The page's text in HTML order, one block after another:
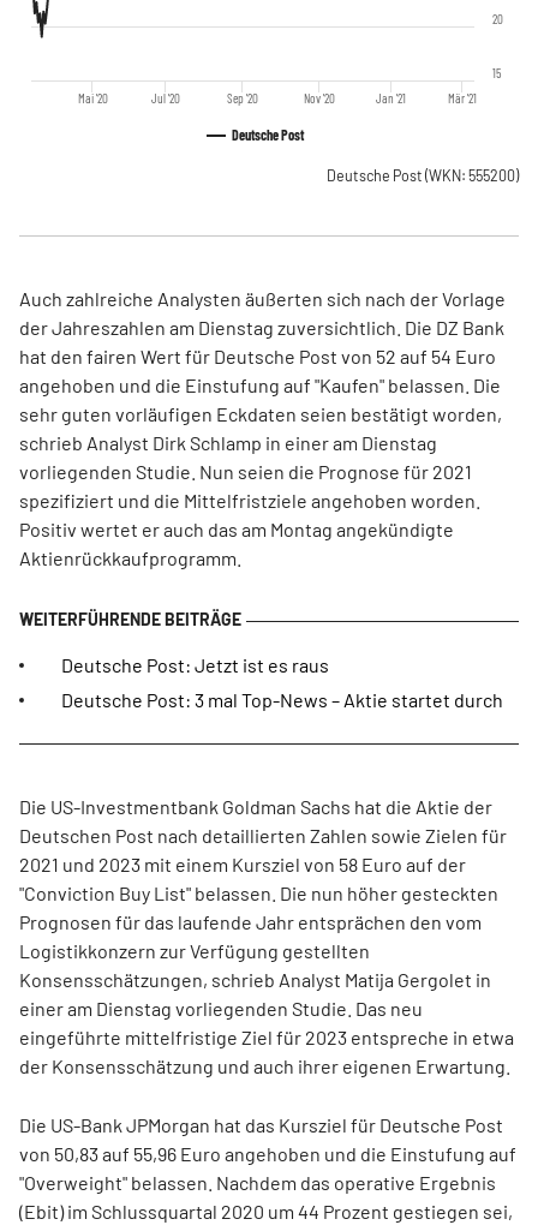
Deutsche Post
Mai '20 Jul '20 Sep '20 Nov '20 Jan '21 Mär '21
15
20
Deutsche Post (WKN: 555200)
Auch zahlreiche Analysten äußerten sich nach der Vorlage
der Jahreszahlen am Dienstag zuversichtlich. Die DZ Bank
hat den fairen Wert für Deutsche Post von 52 auf 54 Euro
angehoben und die Einstufung auf "Kaufen" belassen. Die
sehr guten vorläufigen Eckdaten seien bestätigt worden,
schrieb Analyst Dirk Schlamp in einer am Dienstag
vorliegenden Studie. Nun seien die Prognose für 2021
spezifiziert und die Mittelfristziele angehoben worden.
Positiv wertet er auch das am Montag angekündigte
Aktienrückkaufprogramm.
Deutsche Post: Jetzt ist es raus
Deutsche Post: 3 mal Top-News – Aktie startet durch
Die US-Investmentbank Goldman Sachs hat die Aktie der
Deutschen Post nach detaillierten Zahlen sowie Zielen für
2021 und 2023 mit einem Kursziel von 58 Euro auf der
"Conviction Buy List" belassen. Die nun höher gesteckten
Prognosen für das laufende Jahr entsprächen den vom
Logistikkonzern zur Verfügung gestellten
Konsensschätzungen, schrieb Analyst Matija Gergolet in
einer am Dienstag vorliegenden Studie. Das neu
eingeführte mittelfristige Ziel für 2023 entspreche in etwa
der Konsensschätzung und auch ihrer eigenen Erwartung.
Die US-Bank JPMorgan hat das Kursziel für Deutsche Post
von 50,83 auf 55,96 Euro angehoben und die Einstufung auf
"Overweight" belassen. Nachdem das operative Ergebnis
(Ebit) im Schlussquartal 2020 um 44 Prozent gestiegen sei,